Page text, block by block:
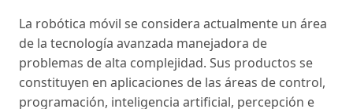
La robótica móvil se considera actualmente un área
de la tecnología avanzada manejadora de
problemas de alta complejidad. Sus productos se
constituyen en aplicaciones de las áreas de control,
programación, inteligencia artificial, percepción e